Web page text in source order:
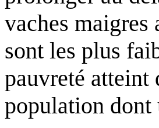
vaches maigres
sont les plus
pauvreté atteint
population